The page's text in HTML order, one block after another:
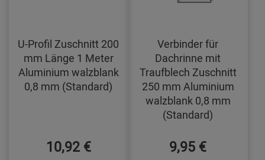
U-Profil Zuschnitt 200
mm Länge 1 Meter
Aluminium walzblank
0,8 mm (Standard)
10,92 €
Verbinder für
Dachrinne mit
Traufblech Zuschnitt
250 mm Aluminium
walzblank 0,8 mm
(Standard)
9,95 €